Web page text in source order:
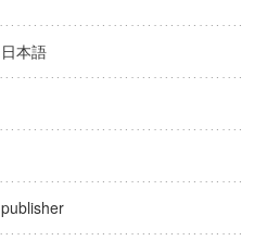
日本語
publisher